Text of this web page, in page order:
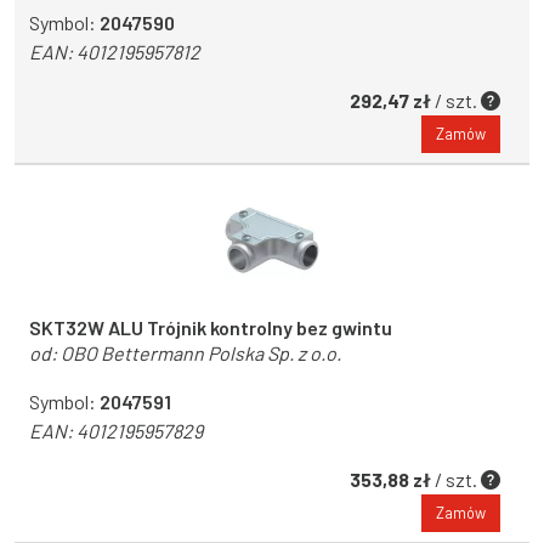
Symbol: 2047590
EAN:4012195957812
292,47 zł / szt.
Zamów
SKT32W ALU Trójnik kontrolny bez gwintu
od: OBO Bettermann Polska Sp. z o.o.
Symbol: 2047591
EAN:4012195957829
353,88 zł / szt.
Zamów